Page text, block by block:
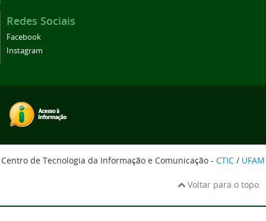
Redes Sociais
Facebook
Instagram
Centro de Tecnologia da Informação e Comunicação - CTIC / UFAM
Voltar para o topo